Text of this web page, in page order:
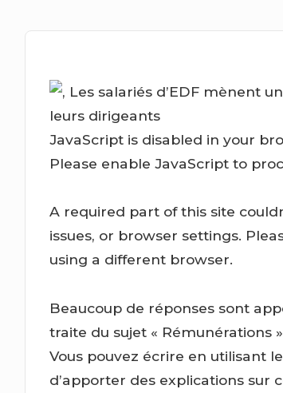
JavaScript is disabled in your
Please enable JavaScript to
A required part of this site
issues, or browser settings.
using a different browser.
Beaucoup de réponses sont
traite du sujet « Rémunérations
Vous pouvez écrire en utilisant
d’apporter des explications sur